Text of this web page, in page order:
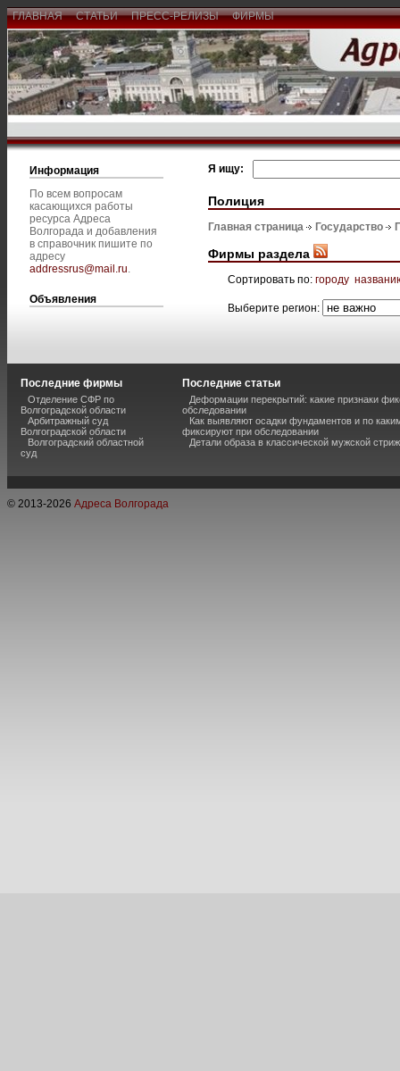
ГЛАВНАЯ СТАТЬИ ПРЕСС-РЕЛИЗЫ ФИРМЫ
Информация
По всем вопросам
касающихся работы
ресурса Адреса
Волгорада и добавления
в справочник пишите по
адресу
addressrus@mail.ru.
Объявления
Я ищу:
Полиция
Главная страница Государство
Фирмы раздела
Сортировать по: городу
Выберите регион:
Последние фирмы
Отделение СФР по
Волгоградской области
Арбитражный суд
Волгоградской области
Волгоградский областной
суд
Последние статьи
Деформации перекрытий: какие признаки
обследовании
Как выявляют осадки фундаментов и по
фиксируют при обследовании
Детали образа в классической мужской
© 2013-2026 Адреса Волгорада